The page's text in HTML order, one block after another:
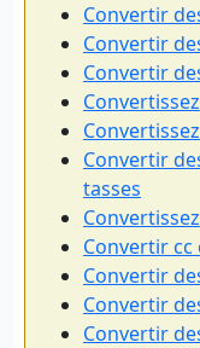
Convertir
Convertir
Convertir
Convertir
tasses
Convertir cc
Convertir
Convertir
Convertir